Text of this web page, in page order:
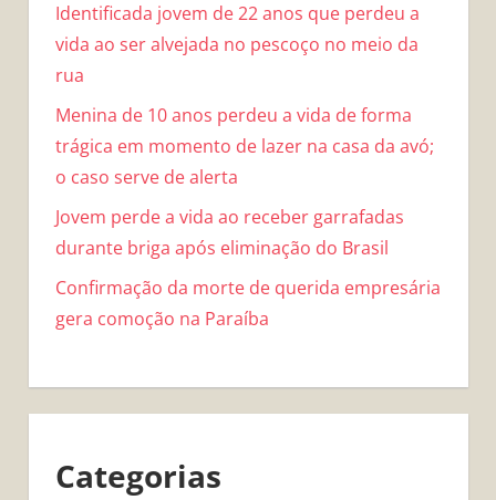
Identificada jovem de 22 anos que perdeu a
vida ao ser alvejada no pescoço no meio da
rua
Menina de 10 anos perdeu a vida de forma
trágica em momento de lazer na casa da avó;
o caso serve de alerta
Jovem perde a vida ao receber garrafadas
durante briga após eliminação do Brasil
Confirmação da morte de querida empresária
gera comoção na Paraíba
Categorias